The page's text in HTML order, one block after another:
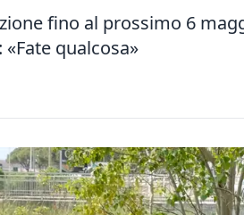
fino al prossimo 6
qualcosa»